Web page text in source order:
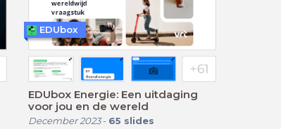
EDUbox Energie: Een uitdaging
voor jou en de wereld
December 2023- 65 slides
EDUbox